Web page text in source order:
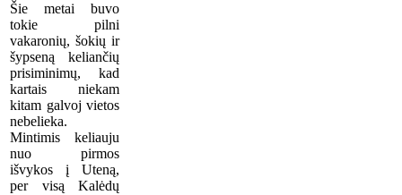
Šie metai buvo
tokie pilni
vakaronių, šokių ir
šypseną keliančių
prisiminimų, kad
kartais niekam
kitam galvoj vietos
nebelieka.
Mintimis keliauju
nuo pirmos
išvykos į Uteną,
per visą Kalėdų